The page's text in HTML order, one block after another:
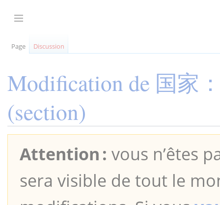
au Afficher / masquer la barre latérale
Page Discussion
Modification de 国家
(section)
Attention : vous n’êtes
sera visible de tout le